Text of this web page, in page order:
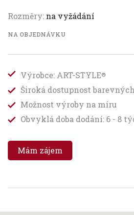
Rozměry: na vyžádání
NA OBJEDNÁVKU
Výrobce: ART-STYLE®
Široká dostupnost
Možnost výroby na míru
Obvyklá doba dodání: 6 - 8
Mám zájem